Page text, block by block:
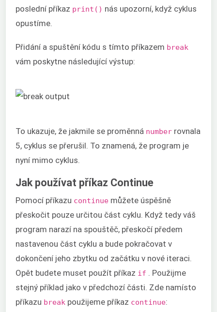
poslední příkaz print() nás upozorní, když cyklus
opustíme.
Přidání a spuštění kódu s tímto příkazem break
vám poskytne následující výstup:
To ukazuje, že jakmile se proměnná number rovnala
5, cyklus se přerušil. To znamená, že program je
nyní mimo cyklus.
Jak používat příkaz Continue
Pomocí příkazu continue můžete úspěšně
přeskočit pouze určitou část cyklu. Když tedy váš
program narazí na spouštěč, přeskočí předem
nastavenou část cyklu a bude pokračovat v
dokončení jeho zbytku od začátku v nové iteraci.
Opět budete muset použít příkaz if
. Použijme
stejný příklad jako v předchozí části. Zde namísto
příkazu break použijeme příkaz continue: